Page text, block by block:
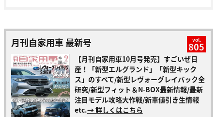
月刊自家用車 最新号 vol.
805
【月刊自家用車10月号発売】すごいぜ日
産！「新型エルグランド」「新型キック
ス」のすべて/新型レヴォーグレイバック全
研究/新型フィット＆N-BOX最新情報/最新
注目モデル攻略大作戦/新車値引き生情報
etc.→ 詳しくはこちら